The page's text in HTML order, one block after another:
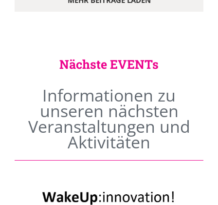
Nächste EVENTs
Informationen zu
unseren nächsten
Veranstaltungen und
Aktivitäten